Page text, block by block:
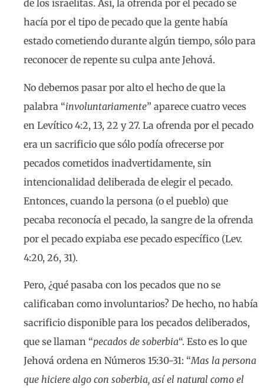
de los israelitas. Así, la ofrenda por el pecado se
hacía por el tipo de pecado que la gente había
estado cometiendo durante algún tiempo, sólo para
reconocer de repente su culpa ante Jehová.
No debemos pasar por alto el hecho de que la
palabra “involuntariamente” aparece cuatro veces
en Levítico 4:2, 13, 22 y 27. La ofrenda por el pecado
era un sacrificio que sólo podía ofrecerse por
pecados cometidos inadvertidamente, sin
intencionalidad deliberada de elegir el pecado.
Entonces, cuando la persona (o el pueblo) que
pecaba reconocía el pecado, la sangre de la ofrenda
por el pecado expiaba ese pecado específico (Lev.
4:20, 26, 31).
Pero, ¿qué pasaba con los pecados que no se
calificaban como involuntarios? De hecho, no había
sacrificio disponible para los pecados deliberados,
que se llaman “pecados de soberbia“. Esto es lo que
Jehová ordena en Números 15:30-31: “Mas la persona
que hiciere algo con soberbia, así el natural como el